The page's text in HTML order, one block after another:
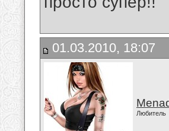
01.03.2010, 18:07
Любитель